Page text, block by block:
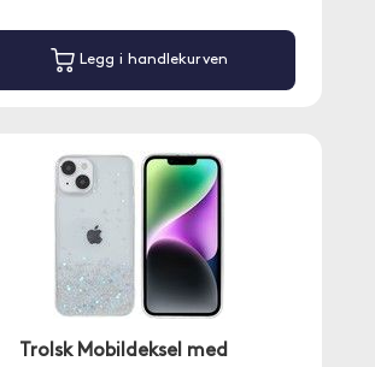
Legg i handlekurven
Trolsk Mobildeksel med